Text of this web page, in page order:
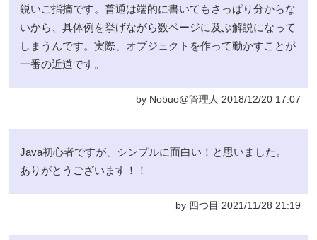
鋭いご指摘です。普通は端的に書いてもさっぱり分からな
いから、具体例を挙げながら数ページに及ぶ解説になって
しまうんです。実際、オブジェクトを作って動かすことが
一番の近道です。
by Nobuo@管理人 2018/12/20 17:07
Java初心者ですが、シンプルに面白い！と思いました。
ありがとうございます！！
by 四つ目 2021/11/28 21:19